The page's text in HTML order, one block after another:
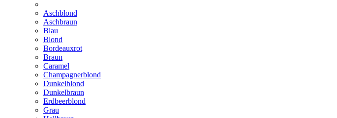
Aschblond
Aschbraun
Blau
Blond
Bordeauxrot
Braun
Caramel
Champagnerblond
Dunkelblond
Dunkelbraun
Erdbeerblond
Grau